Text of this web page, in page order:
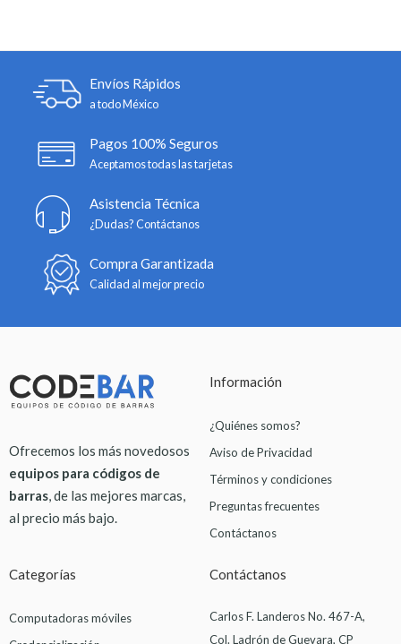
Envíos Rápidos
a todo México
Pagos 100% Seguros
Aceptamos todas las tarjetas
Asistencia Técnica
¿Dudas? Contáctanos
Compra Garantizada
Calidad al mejor precio
Ofrecemos los más novedosos
equipos para códigos de
barras, de las mejores marcas,
al precio más bajo.
Información
¿Quiénes somos?
Aviso de Privacidad
Términos y condiciones
Preguntas frecuentes
Contáctanos
Categorías
Computadoras móviles
Contáctanos
Carlos F. Landeros No. 467-A,
Col. Ladrón de Guevara, CP